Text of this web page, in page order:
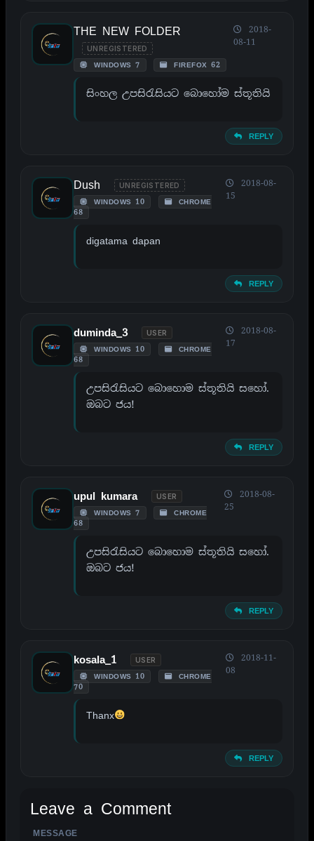
THE NEW FOLDER
UNREGISTERED
WINDOWS 7 FIREFOX 62
2018-
08-11
සිංහල උපසිරැසියට බොහෝම ස්තූතියි
REPLY
Dush UNREGISTERED
WINDOWS 10
CHROME
68
2018-08-
15
digatama dapan
REPLY
duminda_3 USER
WINDOWS 10
CHROME
68
2018-08-
17
උපසිරැසියට බොහොම ස්තූතියි සහෝ.
ඔබට ජය!
REPLY
upul kumara USER
WINDOWS 7
CHROME
68
2018-08-
25
උපසිරැසියට බොහොම ස්තූතියි සහෝ.
ඔබට ජය!
REPLY
kosala_1 USER
WINDOWS 10
CHROME
70
2018-11-
08
Thanx
REPLY
Leave a Comment
MESSAGE
ALTERNATIVE: